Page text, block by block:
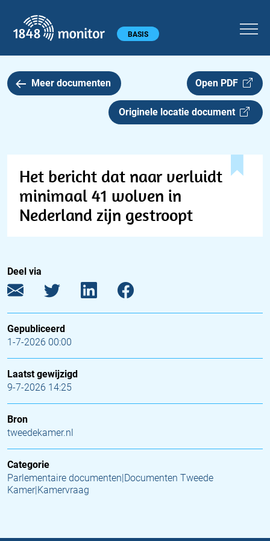
Hoofdmenu BASIS
Meer documenten Open PDF
Originele locatie document
Het bericht dat naar verluidt
minimaal 41 wolven in
Nederland zijn gestroopt
Deel via
Gepubliceerd
1-7-2026 00:00
Laatst gewijzigd
9-7-2026 14:25
Bron
tweedekamer.nl
Categorie
Parlementaire documenten|Documenten Tweede
Kamer|Kamervraag